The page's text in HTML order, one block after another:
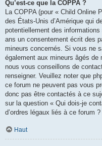
Qu’est-ce que la COPPA ?
La COPPA (pour « Child Online
des États-Unis d’Amérique qui
potentiellement des
ans un consentement écrit des
mineurs concernés. Si vous ne
également aux mineurs âgés
nous vous conseillons de
renseigner. Veuillez noter que
ce forum ne peuvent pas vous
donc pas être contactés à ce
sur la question « Qui dois-je
d’ordres légaux liés à ce forum ?
Haut